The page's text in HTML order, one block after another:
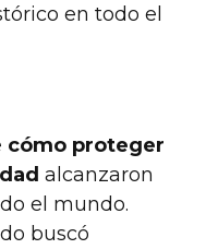
en todo el
cómo proteger
alcanzaron
el mundo.
buscó